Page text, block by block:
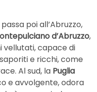
poi all’Abruzzo,
d’Abruzzo,
vellutati, capace di
e ricchi, come
Al sud, la Puglia
e avvolgente, odora